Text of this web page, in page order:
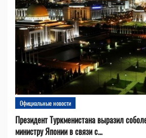
Официальные новости
Президент Туркменистана выразил
министру Японии в связи с...